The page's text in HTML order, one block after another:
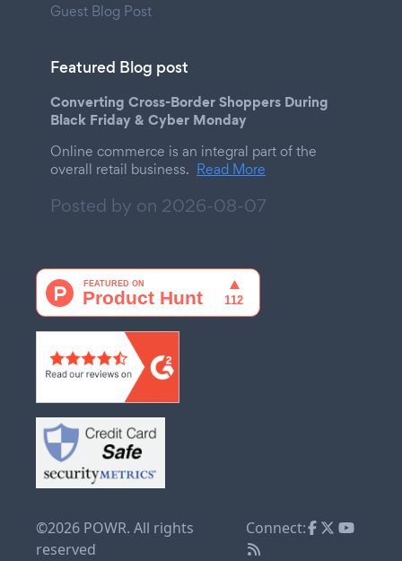
Guest Blog Post
Featured Blog post
Converting Cross-Border Shoppers During
Black Friday & Cyber Monday
Online commerce is an integral part of the
overall retail business. Read More
Posted by on 2026-08-07
©2026 POWR. All rights
reserved
Connect: